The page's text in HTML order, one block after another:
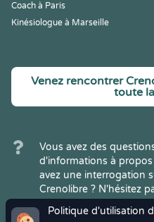
Politique d'utilisation
Coach à Paris
Kinésiologue à Marseille
Venez rencontrer
toute
Vous avez des
d'informations à
avez une interrogation
Crenolibre ? N'hésitez